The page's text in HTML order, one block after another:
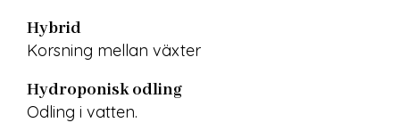
Hybrid
Korsning mellan växter
Hydroponisk odling
Odling i vatten.